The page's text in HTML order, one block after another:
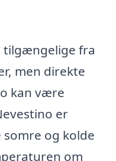
tilgængelige fra
men direkte
kan være
er
og kolde
om